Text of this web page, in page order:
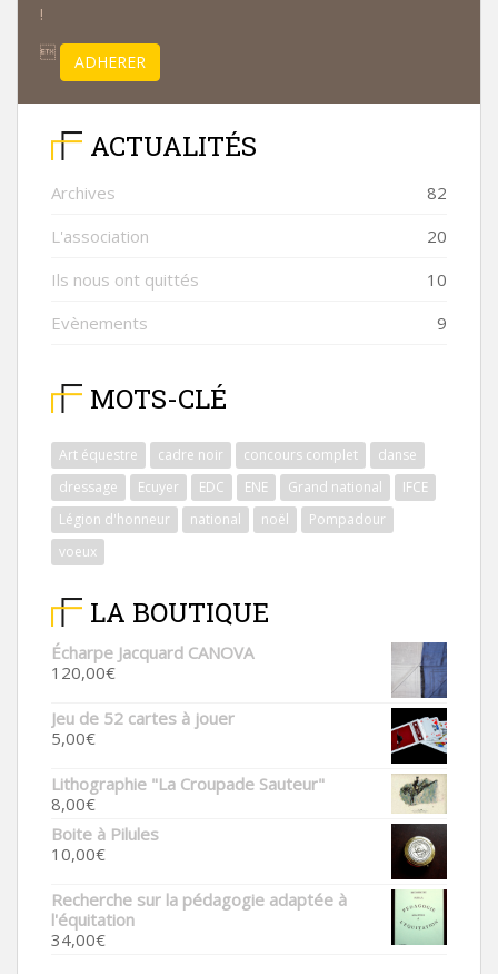
!

ADHERER
ACTUALITÉS
Archives
82
L'association
20
Ils nous ont quittés
10
Evènements
9
MOTS-CLÉ
Art équestre cadre noir concours complet
danse
dressage
Ecuyer EDC ENE Grand national
IFCE
Légion d'honneur
national noël
Pompadour
voeux
LA BOUTIQUE
Écharpe Jacquard CANOVA
120,00€
Jeu de 52 cartes à jouer
5,00€
Lithographie "La Croupade Sauteur"
8,00€
Boite à Pilules
10,00€
Recherche sur la pédagogie adaptée à
l'équitation
34,00€